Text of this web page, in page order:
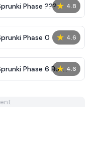
★ 4.8
Phase ???
★ 4.6
Phase 0
★ 4.6
Phase 6 But